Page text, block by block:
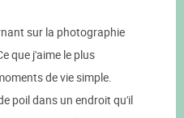
sur la photographie
que j'aime le plus
de vie simple.
poil dans un endroit qu'il